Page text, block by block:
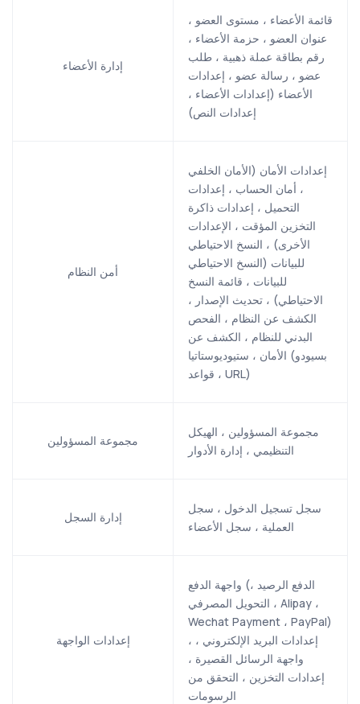
إدارة الأعضاء
قائمة الأعضاء ، مستوى العضو ،
عنوان العضو ، حزمة الأعضاء ،
رقم بطاقة عملة ذهبية ، طلب
عضو ، رسالة عضو ، إعدادات
الأعضاء (إعدادات الأعضاء ،
إعدادات النص)
أمن النظام
إعدادات الأمان (الأمان الخلفي
، أمان الحساب ، إعدادات
التحميل ، إعدادات ذاكرة
التخزين المؤقت ، الإعدادات
الأخرى) ، النسخ الاحتياطي
للبيانات (النسخ الاحتياطي
للبيانات ، قائمة النسخ
الاحتياطي) ، تحديث الإصدار ،
الكشف عن النظام ، الفحص
البدني للنظام ، الكشف عن
الأمان ، ستيوديوستاتيا (بسيودو
، قواعد URL)
مجموعة المسؤولين
مجموعة المسؤولين ، الهيكل
التنظيمي ، إدارة الأدوار
إدارة السجل
سجل تسجيل الدخول ، سجل
العملية ، سجل الأعضاء
إعدادات الواجهة
واجهة الدفع (الدفع الرصيد ،
التحويل المصرفي ، Alipay ،
Wechat Payment ، PayPal)
، إعدادات البريد الإلكتروني ،
واجهة الرسائل القصيرة ،
إعدادات التخزين ، التحقق من
الرسومات